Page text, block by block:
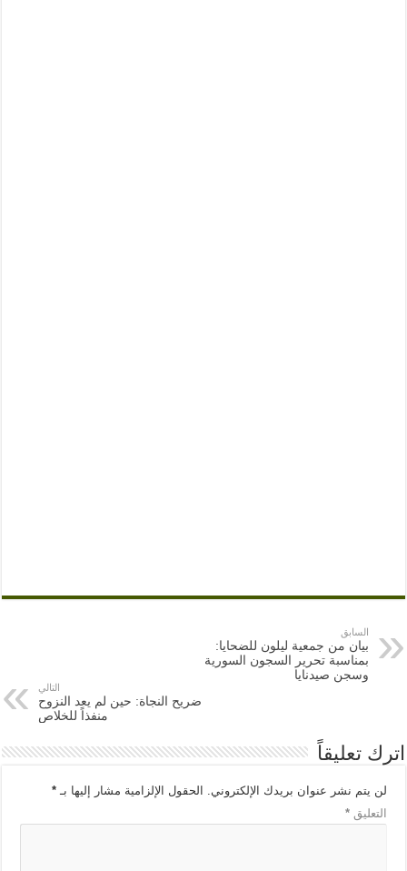
السابق
بيان من جمعية ليلون للضحايا:
بمناسبة تحرير السجون السورية
وسجن صيدنايا
التالي
ضريح النجاة: حين لم يعد النزوح
منفذاً للخلاص
اترك تعليقاً
لن يتم نشر عنوان بريدك الإلكتروني. الحقول الإلزامية مشار إليها بـ*
التعليق*